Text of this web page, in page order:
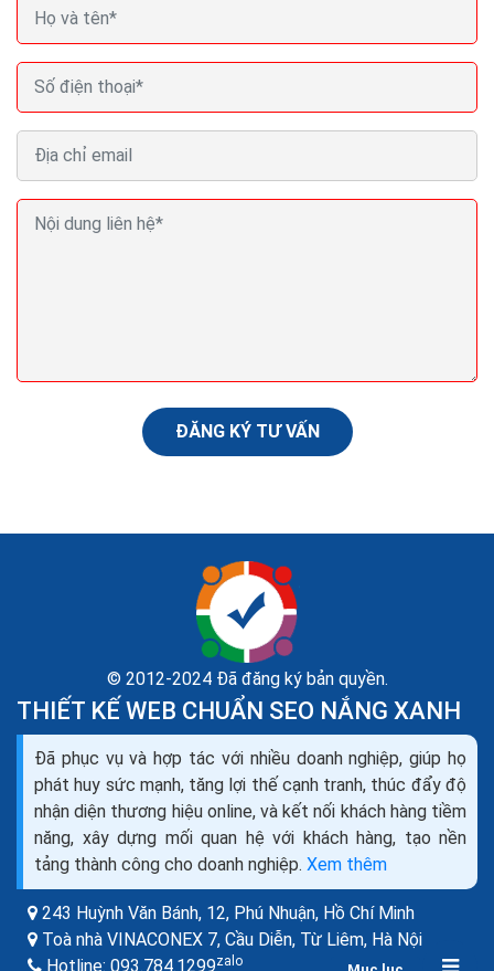
Đăng ký tên miền .vn miễn phí id.vn biz.vn được
không
Mở rộng không gian phát triển cho tên miền “.vn” trong
kỷ nguyên số. Với việc mở thêm 3 đuôi tên miền cấp 2
dùng chung “.id.vn”, “.io.vn” và “.ai.vn”,...
ĐĂNG KÝ TƯ VẤN
© 2012-2024 Đã đăng ký bản quyền.
THIẾT KẾ WEB CHUẨN SEO NẮNG XANH
Đã phục vụ và hợp tác với nhiều doanh nghiệp, giúp họ
phát huy sức mạnh, tăng lợi thế cạnh tranh, thúc đẩy độ
nhận diện thương hiệu online, và kết nối khách hàng tiềm
năng, xây dựng mối quan hệ với khách hàng, tạo nền
tảng thành công cho doanh nghiệp. Xem thêm
243 Huỳnh Văn Bánh, 12, Phú Nhuận, Hồ Chí Minh
Toà nhà VINACONEX 7, Cầu Diễn, Từ Liêm, Hà Nội
Hotline: 093.784.1299zalo